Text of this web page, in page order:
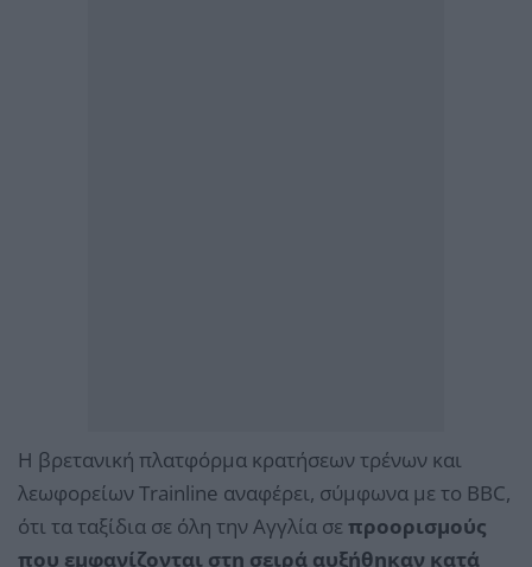
Η βρετανική πλατφόρμα κρατήσεων τρένων και
λεωφορείων Trainline αναφέρει, σύμφωνα με το BBC,
ότι τα ταξίδια σε όλη την Αγγλία σε προορισμούς
που εμφανίζονται στη σειρά αυξήθηκαν κατά